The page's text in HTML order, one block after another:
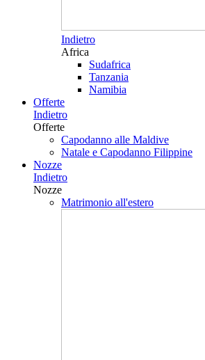
Indietro
Africa
Sudafrica
Tanzania
Namibia
Offerte
Indietro
Offerte
Capodanno alle Maldive
Natale e Capodanno Filippine
Nozze
Indietro
Nozze
Matrimonio all'estero